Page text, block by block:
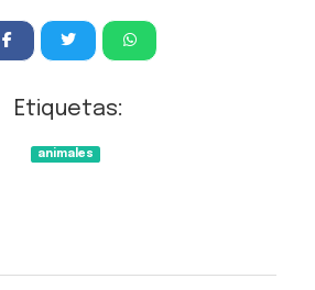
Etiquetas:
animales